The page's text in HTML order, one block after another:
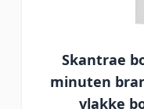
Skantrae
minuten
vlakke